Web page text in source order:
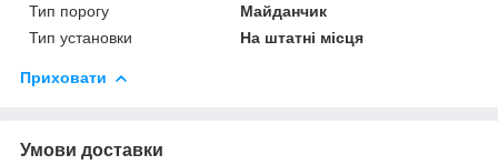
Тип порогу
Майданчик
Тип установки
На штатні місця
Приховати
Умови доставки